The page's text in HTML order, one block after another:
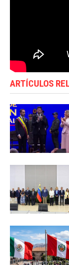
ARTÍCULOS